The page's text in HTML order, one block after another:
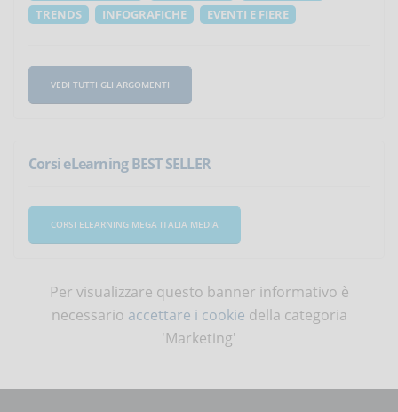
TRENDS
INFOGRAFICHE EVENTI E FIERE
VEDI TUTTI GLI ARGOMENTI
Corsi eLearning BEST SELLER
CORSI ELEARNING MEGA ITALIA MEDIA
Per visualizzare questo banner informativo è
necessario accettare i cookie della categoria
'Marketing'